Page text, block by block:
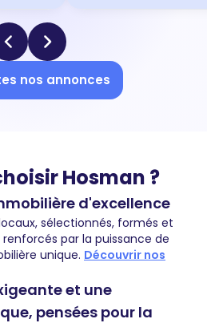
nos annonces
Hosman ?
d'excellence
sélectionnés, formés et
par la puissance de
unique. Découvrir nos
et une
pensées pour la